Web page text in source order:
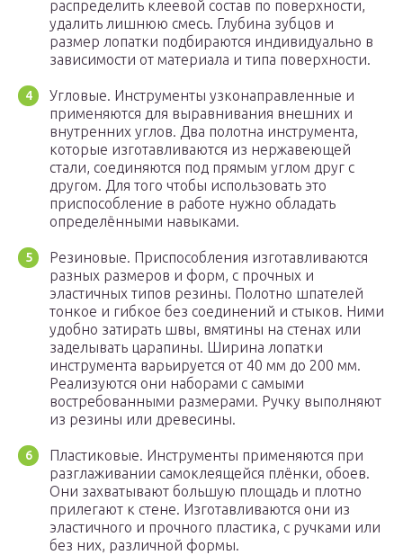
распределить клеевой состав по поверхности,
удалить лишнюю смесь. Глубина зубцов и
размер лопатки подбираются индивидуально в
зависимости от материала и типа поверхности.
Угловые. Инструменты узконаправленные и
применяются для выравнивания внешних и
внутренних углов. Два полотна инструмента,
которые изготавливаются из нержавеющей
стали, соединяются под прямым углом друг с
другом. Для того чтобы использовать это
приспособление в работе нужно обладать
определёнными навыками.
Резиновые. Приспособления изготавливаются
разных размеров и форм, с прочных и
эластичных типов резины. Полотно шпателей
тонкое и гибкое без соединений и стыков. Ними
удобно затирать швы, вмятины на стенах или
заделывать царапины. Ширина лопатки
инструмента варьируется от 40 мм до 200 мм.
Реализуются они наборами с самыми
востребованными размерами. Ручку выполняют
из резины или древесины.
Пластиковые. Инструменты применяются при
разглаживании самоклеящейся плёнки, обоев.
Они захватывают большую площадь и плотно
прилегают к стене. Изготавливаются они из
эластичного и прочного пластика, с ручками или
без них, различной формы.